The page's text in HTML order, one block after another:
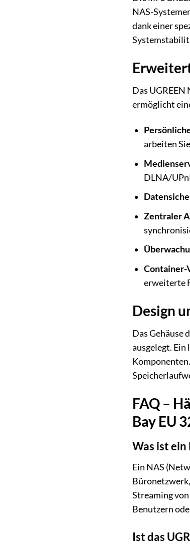
NAS-
dank einer
Das
ermöglicht
arbeiten
DLNA/
Zentraler
Container-
erweiterte
Design
Das Gehäuse
ausgelegt.
FAQ –
Bay EU
Was ist
Ein NAS
Streaming
Benutzern
Ist das